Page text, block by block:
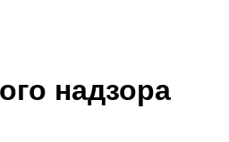
надзора